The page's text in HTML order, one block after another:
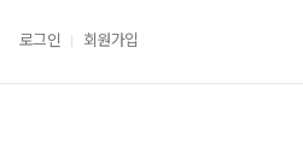
로그인 회원가입